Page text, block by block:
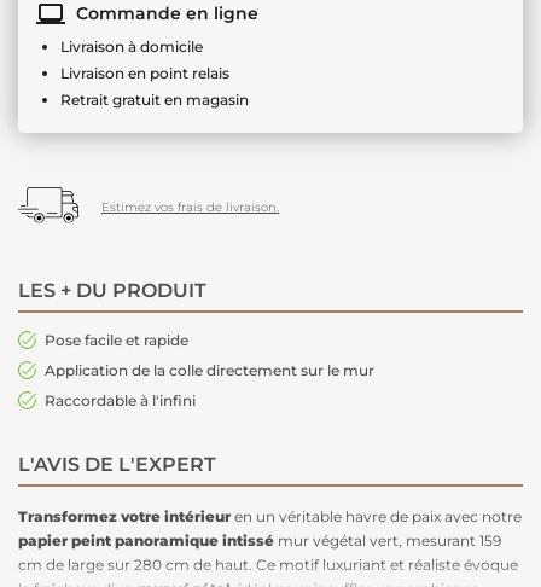
Commande en ligne
Livraison à domicile
Livraison en point relais
Retrait gratuit en magasin
Estimez vos frais de livraison.
LES + DU PRODUIT
Pose facile et rapide
Application de la colle directement sur le mur
Raccordable à l'infini
L'AVIS DE L'EXPERT
Transformez votre intérieur en un véritable havre de paix avec notre
papier peint panoramique intissé mur végétal vert, mesurant 159
cm de large sur 280 cm de haut. Ce motif luxuriant et réaliste évoque